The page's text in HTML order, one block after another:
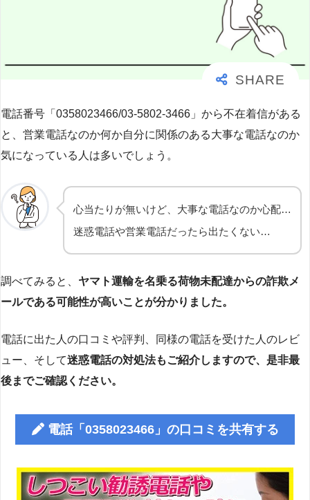
電話番号「0358023466/03-5802-3466」から不在着信がある
と、営業電話なのか何か自分に関係のある大事な電話なのか
気になっている人は多いでしょう。
心当たりが無いけど、大事な電話なのか心配…
迷惑電話や営業電話だったら出たくない…
調べてみると、 ヤマト運輸を名乗る荷物未配達からの詐欺メ
ールである可能性が高いことが分かりました。
電話に出た人の口コミや評判、同様の電話を受けた人のレビ
ュー、そして迷惑電話の対処法もご紹介しますので、是非最
後までご確認ください。
電話「0358023466」の口コミを共有する